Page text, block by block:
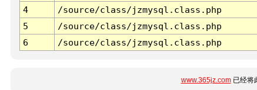
4
/source/class/jzmysql.class.php
5
/source/class/jzmysql.class.php
6
/source/class/jzmysql.class.php
www.365jz.com已经将